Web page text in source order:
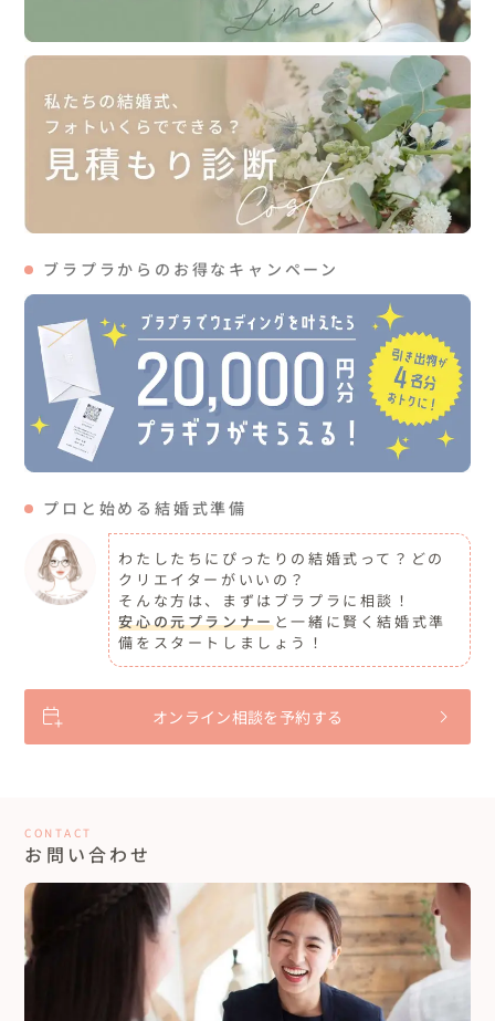
ブラプラからのお得なキャンペーン
プロと始める結婚式準備
わたしたちにぴったりの結婚式って？どの
クリエイターがいいの？
そんな方は、まずはブラプラに相談！
安心の元プランナーと一緒に賢く結婚式準
備をスタートしましょう！
オンライン相談を予約する
CONTACT
お問い合わせ